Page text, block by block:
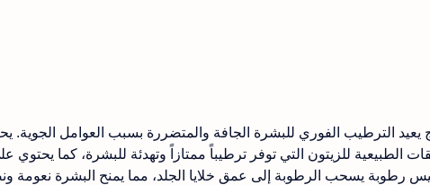
يعيد الترطيب الفوري للبشرة الجافة والمتضررة بسبب العوامل الجوية.
الطبيعية للزيتون التي توفر ترطيباً ممتازاً وتهدئة للبشرة، كما يحتوي
رطوبة يسحب الرطوبة إلى عمق خلايا الجلد، مما يمنح البشرة نعومة